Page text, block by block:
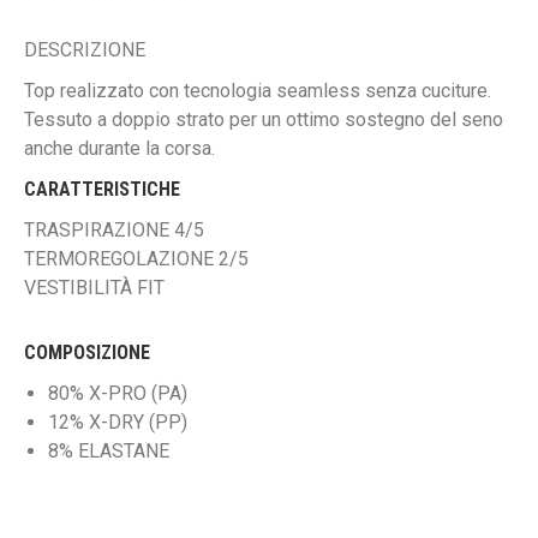
DESCRIZIONE
Top realizzato con tecnologia seamless senza cuciture.
Tessuto a doppio strato per un ottimo sostegno del seno
anche durante la corsa.
CARATTERISTICHE
TRASPIRAZIONE 4/5
TERMOREGOLAZIONE 2/5
VESTIBILITÀ FIT
COMPOSIZIONE
80% X-PRO (PA)
12% X-DRY (PP)
8% ELASTANE